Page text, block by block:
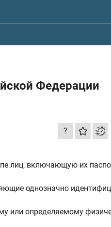
Федерации
?
лиц, включающую их
однозначно
или определяемому